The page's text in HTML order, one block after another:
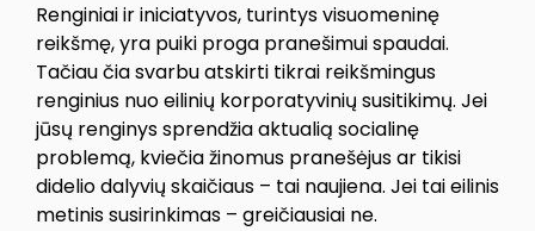
Renginiai ir iniciatyvos, turintys visuomeninę
reikšmę, yra puiki proga pranešimui spaudai.
Tačiau čia svarbu atskirti tikrai reikšmingus
renginius nuo eilinių korporatyvinių susitikimų. Jei
jūsų renginys sprendžia aktualią socialinę
problemą, kviečia žinomus pranešėjus ar tikisi
didelio dalyvių skaičiaus – tai naujiena. Jei tai eilinis
metinis susirinkimas – greičiausiai ne.